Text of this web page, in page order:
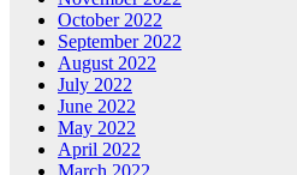
October 2022
September 2022
August 2022
July 2022
June 2022
May 2022
April 2022